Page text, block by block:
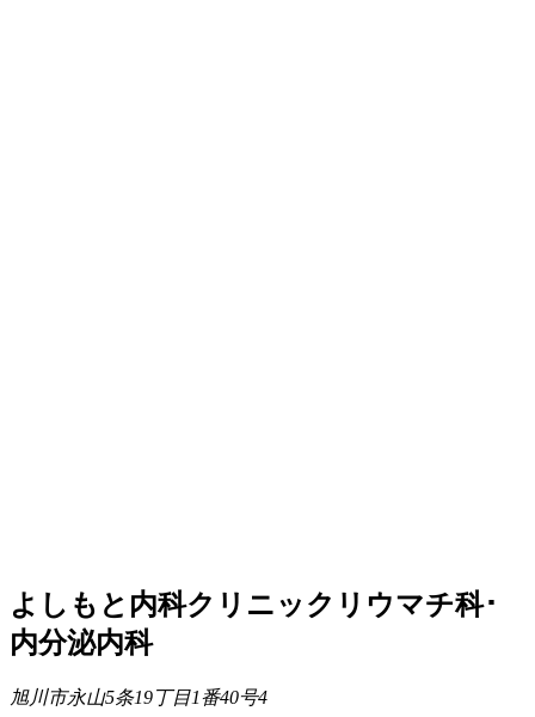
よしもと内科クリニックリウマチ科･
内分泌内科
旭川市永山5条19丁目1番40号4